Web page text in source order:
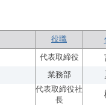
役職
代表取締役
業務部
代表取締役社
長